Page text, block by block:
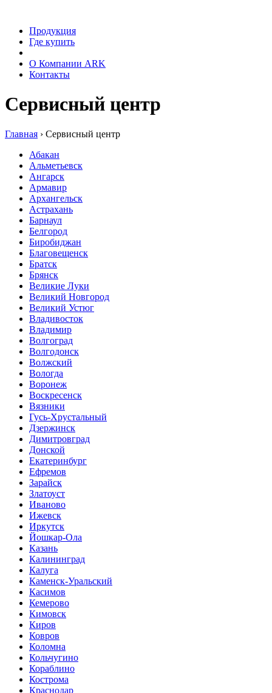
Продукция
Где купить
О Компании ARK
Контакты
Сервисный центр
Главная › Сервисный центр
Абакан
Альметьевск
Ангарск
Армавир
Архангельск
Астрахань
Барнаул
Белгород
Биробиджан
Благовещенск
Братск
Брянск
Великие Луки
Великий Новгород
Великий Устюг
Владивосток
Владимир
Волгоград
Волгодонск
Волжский
Вологда
Воронеж
Воскресенск
Вязники
Гусь-Хрустальный
Дзержинск
Димитровград
Донской
Екатеринбург
Ефремов
Зарайск
Златоуст
Иваново
Ижевск
Иркутск
Йошкар-Ола
Казань
Калининград
Калуга
Каменск-Уральский
Касимов
Кемерово
Кимовск
Киров
Ковров
Коломна
Кольчугино
Кораблино
Кострома
Краснодар